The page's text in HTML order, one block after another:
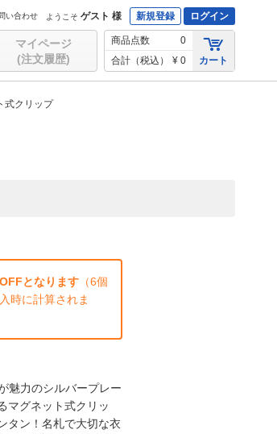
い合わせ ようこそ ゲスト 様 新規登録 ログイン
マイページ
(注文履歴)
商品点数
0
合計（税込）
¥ 0 カート
クリップ
となります （6個
時に計算されま
魅力のシルバープレー
マグネット式クリッ
タン！名札で大切な衣